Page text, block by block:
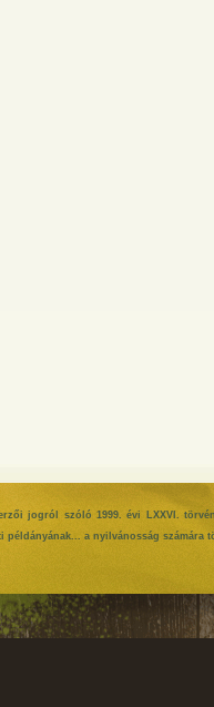
jogról szóló 1999. évi LXXVI.
példányának... a nyilvánosság